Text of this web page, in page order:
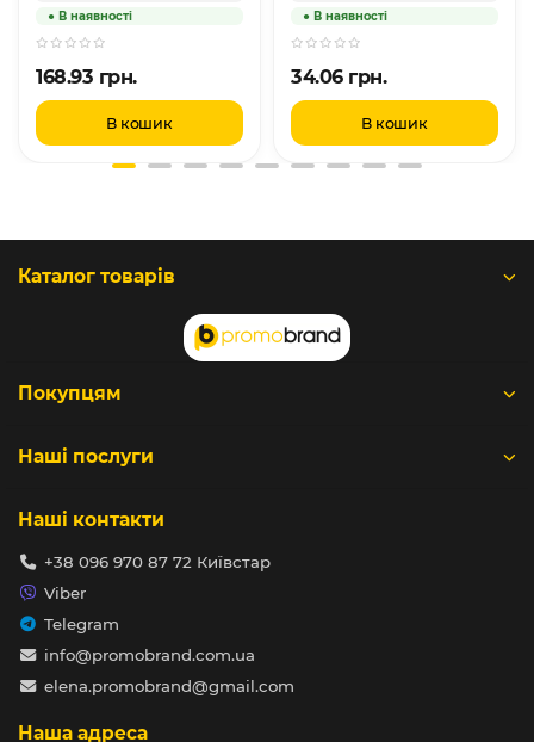
168.93 грн.
В кошик
34.06 грн.
В кошик
Каталог товарів
Покупцям
Наші послуги
Наші контакти
+38 096 970 87 72 Київстар
Viber
Telegram
info@promobrand.com.ua
elena.promobrand@gmail.com
Наша адреса